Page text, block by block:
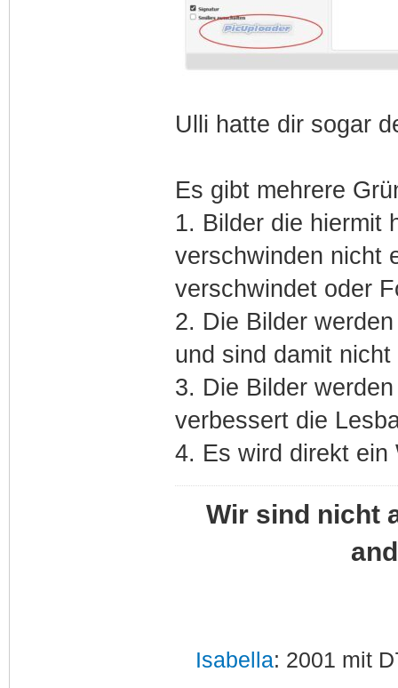
Ulli hatte dir sogar
Es gibt mehrere
1. Bilder die hiermit
verschwinden nicht
verschwindet oder
2. Die Bilder
und sind damit
3. Die Bilder
verbessert die
4. Es wird direkt ein
Wir sind nicht
Isabella: 2001 mit